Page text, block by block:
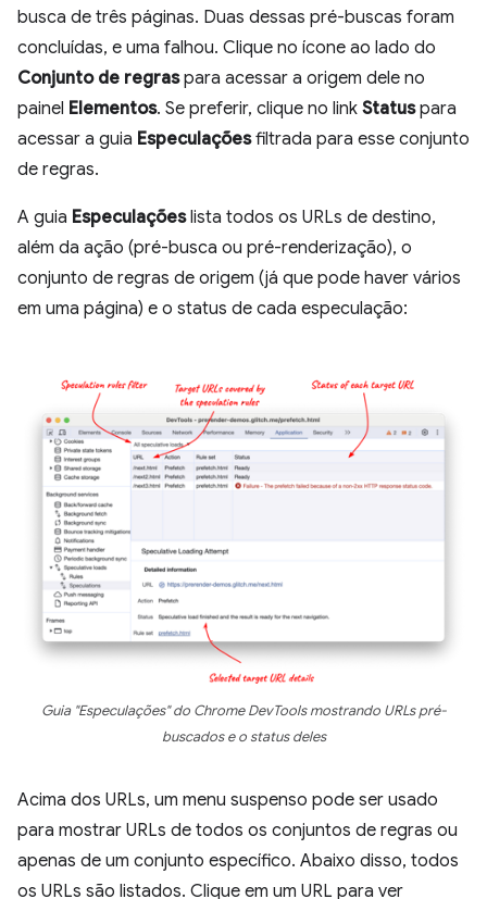
busca de três páginas. Duas dessas pré-buscas foram
concluídas, e uma falhou. Clique no ícone ao lado do
Conjunto de regraspara acessar a origem dele no
painel Elementos. Se preferir, clique no link Statuspara
acessar a guia Especulaçõesfiltrada para esse conjunto
de regras.
A guia Especulaçõeslista todos os URLs de destino,
além da ação (pré-busca ou pré-renderização), o
conjunto de regras de origem (já que pode haver vários
em uma página) e o status de cada especulação:
Guia "Especulações" do Chrome DevTools mostrando URLs pré-
buscados e o status deles
Acima dos URLs, um menu suspenso pode ser usado
para mostrar URLs de todos os conjuntos de regras ou
apenas de um conjunto específico. Abaixo disso, todos
os URLs são listados. Clique em um URL para ver